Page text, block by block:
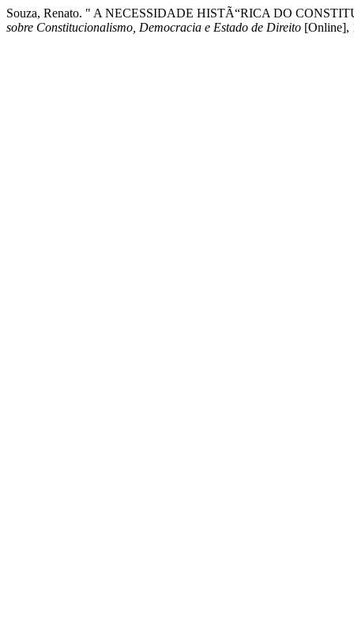
Souza, Renato. " A NECESSIDADE HISTÃ“RICA DO
sobre Constitucionalismo, Democracia e Estado de Direito [Online],